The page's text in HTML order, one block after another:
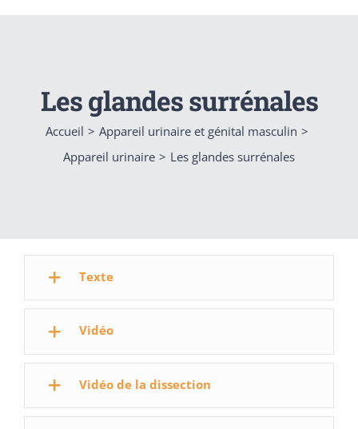
Les glandes surrénales
Accueil
Appareil urinaire et génital masculin
Appareil urinaire
Les glandes surrénales
Texte
Vidéo
Vidéo de la dissection